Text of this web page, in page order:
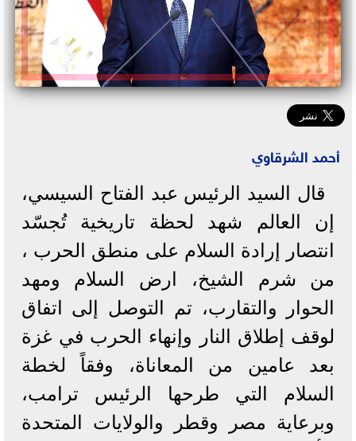
أحمد الشرقاوي
قال السيد الرئيس عبد الفتاح السيسي،
إن العالم شهد لحظة تاريخية تُجسّد
انتصار إرادة السلام على منطق الحرب ،
من شرم الشيخ، ارض السلام ومهد
الحوار والتقارب، تم التوصل إلى اتفاق
لوقف إطلاق النار وإنهاء الحرب في غزة
بعد عامين من المعاناة، وفقاً لخطة
السلام التي طرحها الرئيس ترامب،
وبرعاية مصر وقطر والولايات المتحدة